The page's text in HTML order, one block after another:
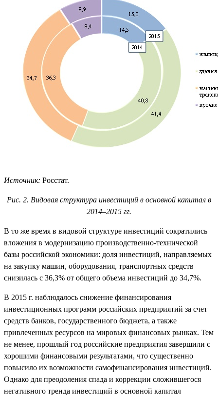
Источник: Росстат.
Рис. 2. Видовая структура инвестиций в основной капитал в
2014–2015 гг.
В то же время в видовой структуре инвестиций сократились
вложения в модернизацию производственно-технической
базы российской экономики: доля инвестиций, направляемых
на закупку машин, оборудования, транспортных средств
снизилась с 36,3% от общего объема инвестиций до 34,7%.
В 2015 г. наблюдалось снижение финансирования
инвестиционных программ российских предприятий за счет
средств банков, государственного бюджета, а также
привлеченных ресурсов на мировых финансовых рынках. Тем
не менее, прошлый год российские предприятия завершили с
хорошими финансовыми результатами, что существенно
повысило их возможности самофинансирования инвестиций.
Однако для преодоления спада и коррекции сложившегося
негативного тренда инвестиций в основной капитал